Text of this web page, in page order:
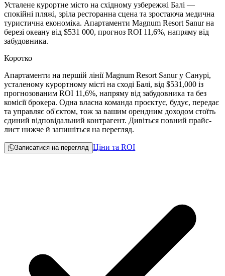
Усталене курортне місто на східному узбережжі Балі —
спокійні пляжі, зріла ресторанна сцена та зростаюча медична
туристична економіка. Апартаменти Magnum Resort Sanur на
березі океану від $531 000, прогноз ROI 11,6%, напряму від
забудовника.
Коротко
Апартаменти на першій лінії Magnum Resort Sanur у Санурі,
усталеному курортному місті на сході Балі, від $531,000 із
прогнозованим ROI 11,6%, напряму від забудовника та без
комісії брокера. Одна власна команда проєктує, будує, передає
та управляє об'єктом, тож за вашим орендним доходом стоїть
єдиний відповідальний контрагент. Дивіться повний прайс-
лист нижче й запишіться на перегляд.
Записатися на перегляд Ціни та ROI